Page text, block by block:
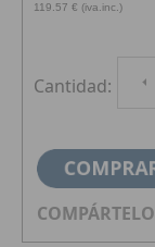
119.57 € (iva.inc.)
Cantidad:
COMPÁRTELO